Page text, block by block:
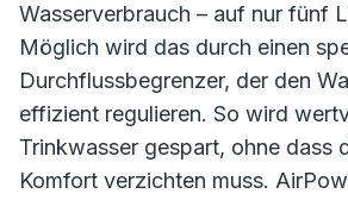
Wasserverbrauch – auf nur fünf
Möglich wird das durch einen
Durchflussbegrenzer, der den
effizient regulieren. So wird
Trinkwasser gespart, ohne dass
Komfort verzichten muss.